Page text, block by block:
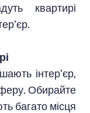
квартирі
інтер'єр,
Обирайте
багато місця